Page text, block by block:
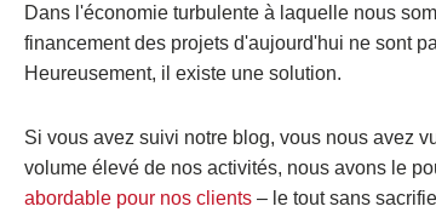
Dans l'économie turbulente à laquelle nous
financement des projets d'aujourd'hui ne sont
Heureusement, il existe une solution.
Si vous avez suivi notre blog, vous nous avez
volume élevé de nos activités, nous avons le
abordable pour nos clients – le tout sans